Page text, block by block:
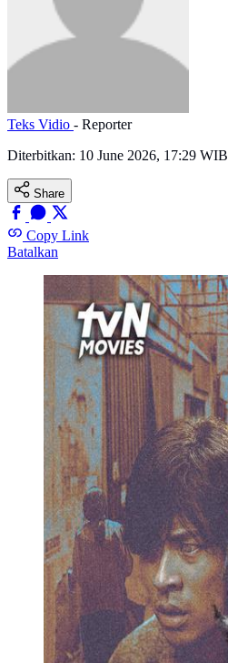
Teks Vidio - Reporter
Diterbitkan: 10 June 2026, 17:29 WIB
Share
Copy Link
Batalkan